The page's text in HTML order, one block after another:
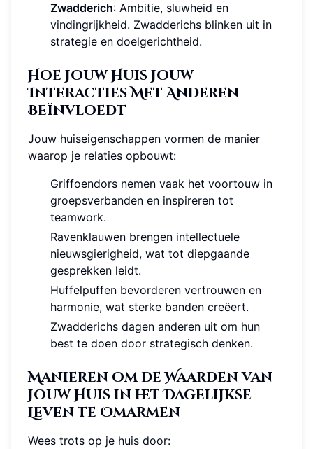
Zwadderich: Ambitie, sluwheid en
vindingrijkheid. Zwadderichs blinken uit in
strategie en doelgerichtheid.
Hoe Jouw Huis Jouw
Interacties Met Anderen
Beïnvloedt
Jouw huiseigenschappen vormen de manier
waarop je relaties opbouwt:
Griffoendors nemen vaak het voortouw in
groepsverbanden en inspireren tot
teamwork.
Ravenklauwen brengen intellectuele
nieuwsgierigheid, wat tot diepgaande
gesprekken leidt.
Huffelpuffen bevorderen vertrouwen en
harmonie, wat sterke banden creëert.
Zwadderichs dagen anderen uit om hun
best te doen door strategisch denken.
Manieren om de Waarden van
Jouw Huis in het Dagelijkse
Leven te Omarmen
Wees trots op je huis door: